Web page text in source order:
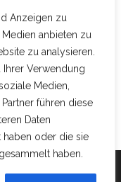
Anzeigen zu
anbieten zu
zu analysieren.
Verwendung
Medien,
führen diese
Daten
haben oder die sie
haben.
|Theme:Head